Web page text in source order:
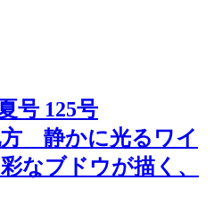
号 125号
方 静かに光るワイ
なブドウが描く、